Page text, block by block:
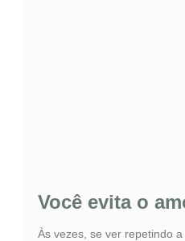
Você evita o
Às vezes, se ver repetindo